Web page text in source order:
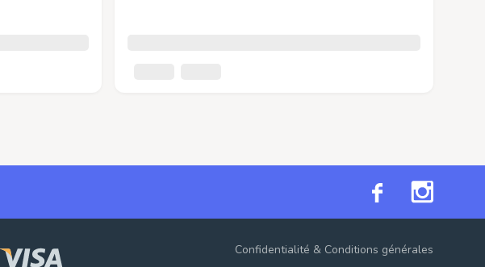
Confidentialité & Conditions générales